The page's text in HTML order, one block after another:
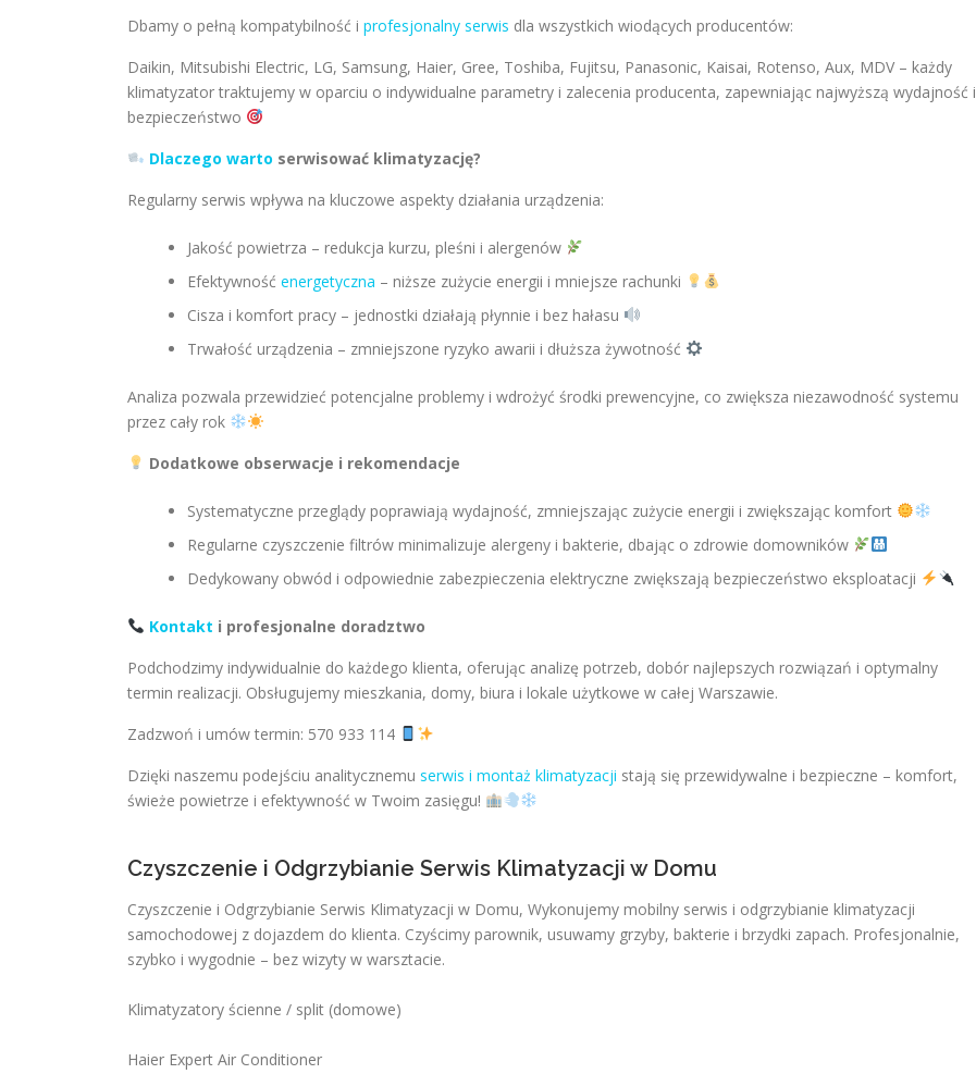
Dbamy o pełną kompatybilność i profesjonalny serwis dla wszystkich wiodących producentów:
Daikin, Mitsubishi Electric, LG, Samsung, Haier, Gree, Toshiba, Fujitsu, Panasonic, Kaisai, Rotenso, Aux, MDV – każdy
klimatyzator traktujemy w oparciu o indywidualne parametry i zalecenia producenta, zapewniając najwyższą wydajność i
bezpieczeństwo
Dlaczego warto serwisować klimatyzację?
Regularny serwis wpływa na kluczowe aspekty działania urządzenia:
Jakość powietrza – redukcja kurzu, pleśni i alergenów
Efektywność energetyczna – niższe zużycie energii i mniejsze rachunki
Cisza i komfort pracy – jednostki działają płynnie i bez hałasu
Trwałość urządzenia – zmniejszone ryzyko awarii i dłuższa żywotność
Analiza pozwala przewidzieć potencjalne problemy i wdrożyć środki prewencyjne, co zwiększa niezawodność systemu
przez cały rok
Dodatkowe obserwacje i rekomendacje
Systematyczne przeglądy poprawiają wydajność, zmniejszając zużycie energii i zwiększając komfort
Regularne czyszczenie filtrów minimalizuje alergeny i bakterie, dbając o zdrowie domowników
Dedykowany obwód i odpowiednie zabezpieczenia elektryczne zwiększają bezpieczeństwo eksploatacji
Kontakt i profesjonalne doradztwo
Podchodzimy indywidualnie do każdego klienta, oferując analizę potrzeb, dobór najlepszych rozwiązań i optymalny
termin realizacji. Obsługujemy mieszkania, domy, biura i lokale użytkowe w całej Warszawie.
Zadzwoń i umów termin: 570 933 114
Dzięki naszemu podejściu analitycznemu serwis i montaż klimatyzacji stają się przewidywalne i bezpieczne – komfort,
świeże powietrze i efektywność w Twoim zasięgu!
Czyszczenie i Odgrzybianie Serwis Klimatyzacji w Domu
Czyszczenie i Odgrzybianie Serwis Klimatyzacji w Domu, Wykonujemy mobilny serwis i odgrzybianie klimatyzacji
samochodowej z dojazdem do klienta. Czyścimy parownik, usuwamy grzyby, bakterie i brzydki zapach. Profesjonalnie,
szybko i wygodnie – bez wizyty w warsztacie.
Klimatyzatory ścienne / split (domowe)
Haier Expert Air Conditioner